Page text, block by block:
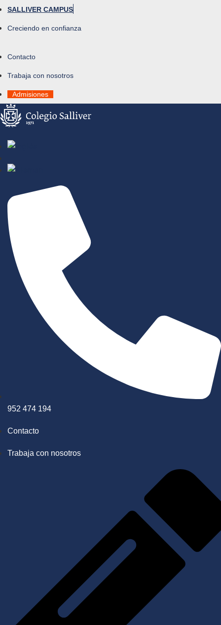
SALLIVER CAMPUS
Creciendo en confianza
Contacto
Trabaja con nosotros
Admisiones
952 474 194
Contacto
Trabaja con nosotros